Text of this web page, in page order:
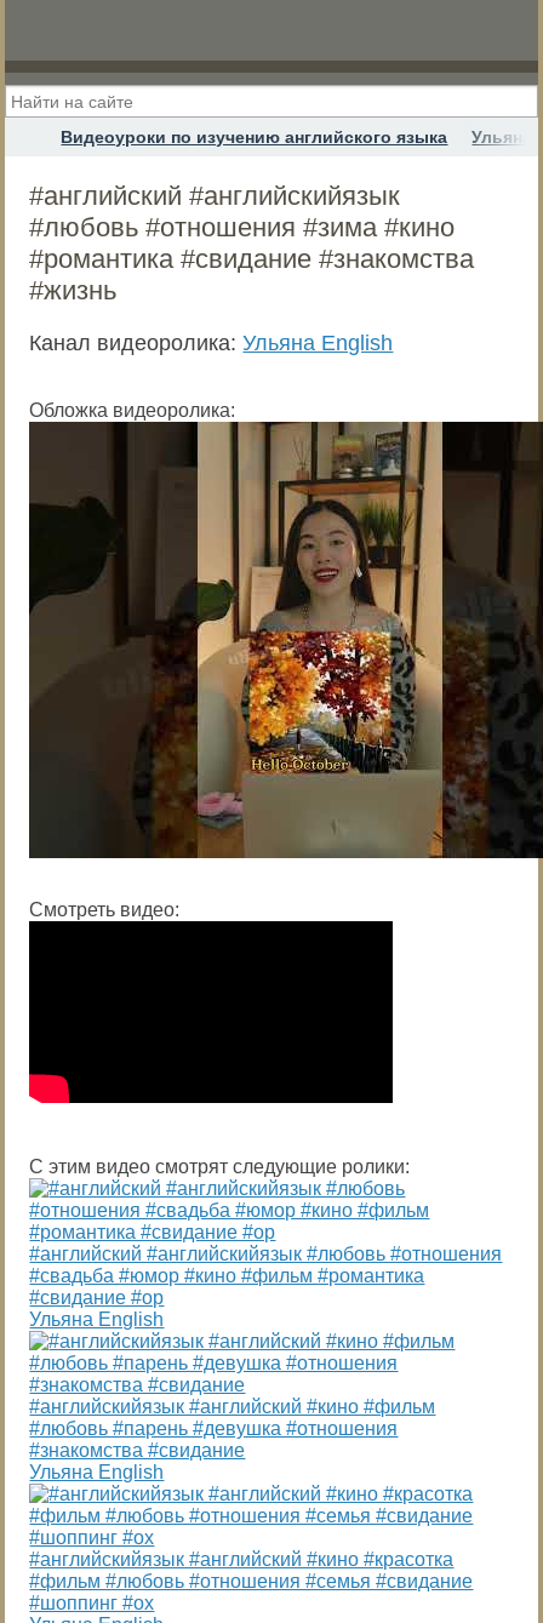
Видеоуроки по изучению английского языка Ульяна
#английский #английскийязык
#любовь #отношения #зима #кино
#романтика #свидание #знакомства
#жизнь
Канал видеоролика:Ульяна English
Обложка видеоролика:
Смотреть видео:
С этим видео смотрят следующие ролики:
#английский #английскийязык #любовь #отношения
#свадьба #юмор #кино #фильм #романтика
#свидание #ор
Ульяна English
#английскийязык #английский #кино #фильм
#любовь #парень #девушка #отношения
#знакомства #свидание
Ульяна English
#английскийязык #английский #кино #красотка
#фильм #любовь #отношения #семья #свидание
#шоппинг #ох